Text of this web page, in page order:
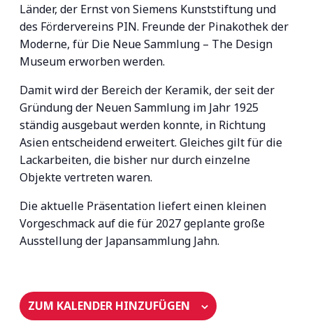
Länder, der Ernst von Siemens Kunststiftung und
des Fördervereins PIN. Freunde der Pinakothek der
Moderne, für Die Neue Sammlung – The Design
Museum erworben werden.
Damit wird der Bereich der Keramik, der seit der
Gründung der Neuen Sammlung im Jahr 1925
ständig ausgebaut werden konnte, in Richtung
Asien entscheidend erweitert. Gleiches gilt für die
Lackarbeiten, die bisher nur durch einzelne
Objekte vertreten waren.
Die aktuelle Präsentation liefert einen kleinen
Vorgeschmack auf die für 2027 geplante große
Ausstellung der Japansammlung Jahn.
ZUM KALENDER HINZUFÜGEN